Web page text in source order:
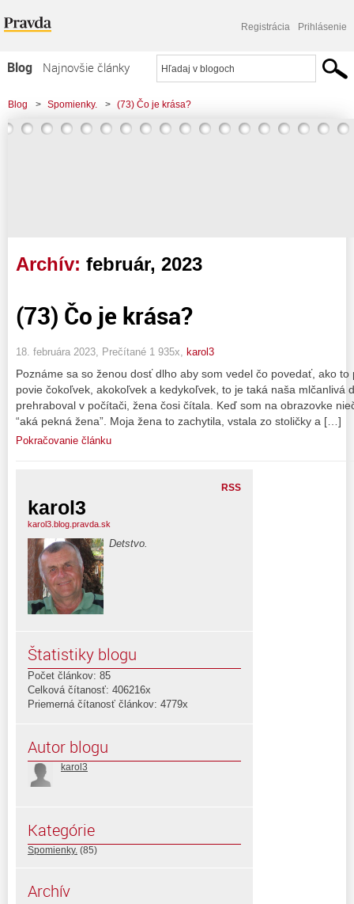
Registrácia Prihlásenie
Blog
Najnovšie články
Najčítanejšie články
Najkomentovanejšie články
Blog > Spomienky. > (73) Čo je krása?
Archív: február, 2023
(73) Čo je krása?
18. februára 2023, Prečítané 1 935x, karol3
Poznáme sa so ženou dosť dlho aby som vedel čo povedať, ako
povie čokoľvek, akokoľvek a kedykoľvek, to je taká naša mlčanlivá
prehraboval v počítači, žena čosi čítala. Keď som na obrazovke
“aká pekná žena”. Moja žena to zachytila, vstala zo stoličky a […]
Pokračovanie článku
RSS
karol3
karol3.blog.pravda.sk
Detstvo.
Štatistiky blogu
Počet článkov: 85
Celková čítanosť: 406216x
Priemerná čítanosť článkov: 4779x
Autor blogu
karol3
Kategórie
Spomienky. (85)
Archív